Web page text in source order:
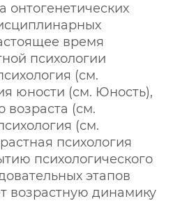
онтогенетических
время
психологии
(см.
юности (см. Юность),
возраста (см.
(см.
психология
психологического
этапов
возрастную динамику